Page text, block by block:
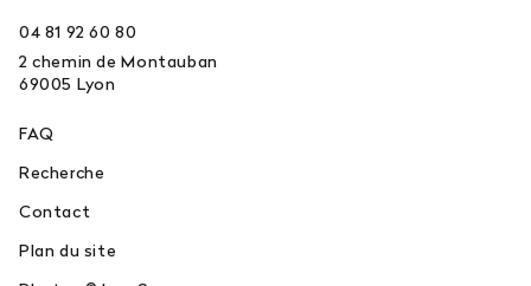
04 81 92 60 80
2 chemin de Montauban
69005 Lyon
FAQ
Recherche
Contact
Plan du site